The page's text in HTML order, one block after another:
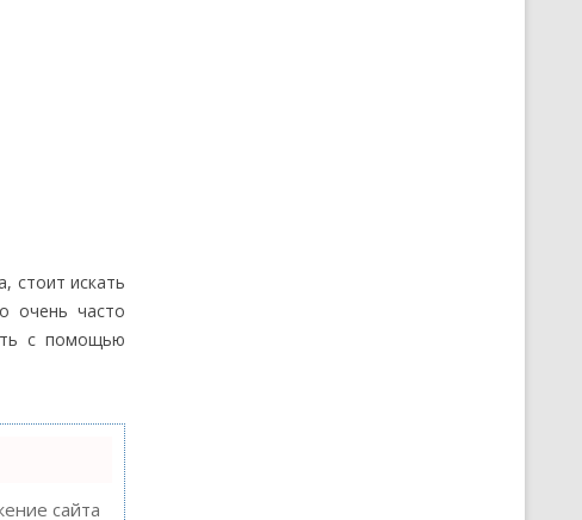
стоит искать
очень часто
с помощью
сайта